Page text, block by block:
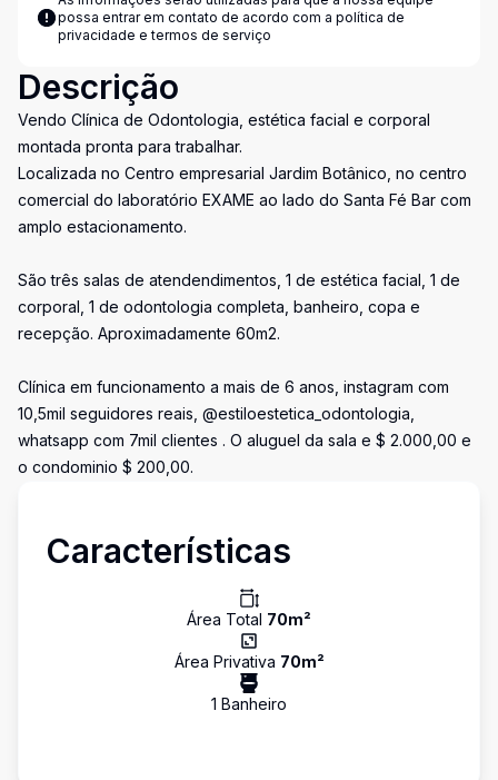
possa entrar em contato de acordo com a política de
privacidade e termos de serviço
Descrição
Vendo Clínica de Odontologia, estética facial e corporal
montada pronta para trabalhar.
Localizada no Centro empresarial Jardim Botânico, no centro
comercial do laboratório EXAME ao lado do Santa Fé Bar com
amplo estacionamento.
São três salas de atendendimentos, 1 de estética facial, 1 de
corporal, 1 de odontologia completa, banheiro, copa e
recepção. Aproximadamente 60m2.
Clínica em funcionamento a mais de 6 anos, instagram com
10,5mil seguidores reais, @estiloestetica_odontologia,
whatsapp com 7mil clientes . O aluguel da sala e $ 2.000,00 e
o condominio $ 200,00.
Características
Área Total 70m²
Área Privativa 70m²
1 Banheiro